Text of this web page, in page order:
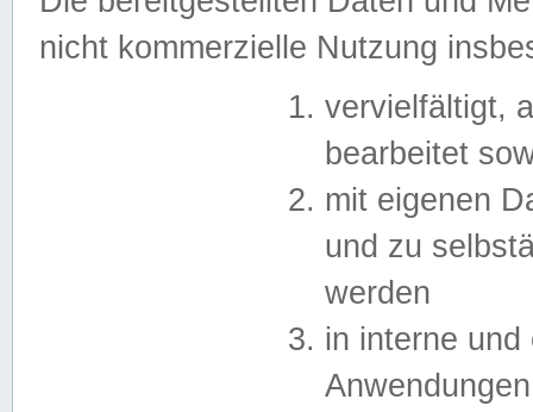
nicht kommerzielle Nutzung
vervielfältigt,
bearbeitet
mit eigenen
und zu
werden
in interne